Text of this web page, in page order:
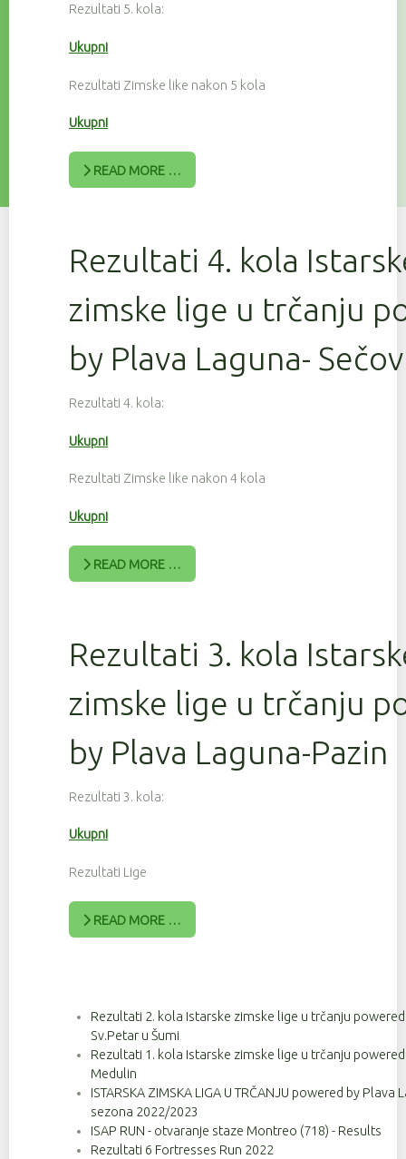
Rezultati 5. kola:
Ukupni
Rezultati Zimske like nakon 5 kola
Ukupni
READ MORE …
Rezultati 4. kola
zimske lige u trčanju
by Plava Laguna-
Rezultati 4. kola:
Ukupni
Rezultati Zimske like nakon 4 kola
Ukupni
READ MORE …
Rezultati 3. kola
zimske lige u trčanju
by Plava Laguna-Pazin
Rezultati 3. kola:
Ukupni
Rezultati Lige
READ MORE …
Rezultati 2. kola Istarske zimske lige u trčanju
Sv.Petar u Šumi
Rezultati 1. kola Istarske zimske lige u trčanju
Medulin
ISTARSKA ZIMSKA LIGA U TRČANJU powered by Plava
sezona 2022/2023
ISAP RUN - otvaranje staze Montreo (718) - Results
Rezultati 6 Fortresses Run 2022